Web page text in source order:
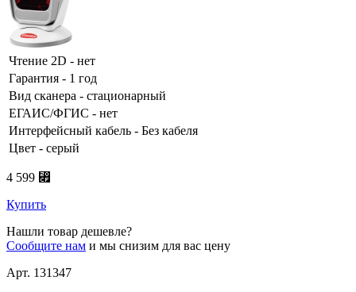
Чтение 2D - нет
Гарантия - 1 год
Вид сканера - стационарный
ЕГАИС/ФГИС - нет
Интерфейсный кабель - Без кабеля
Цвет - серый
4 599 ⃏
Купить
Нашли товар дешевле?
Сообщите нам и мы снизим для вас цену
Арт. 131347